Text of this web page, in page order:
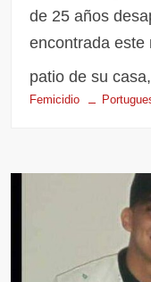
de 25 años
encontrada este
patio de su
Femicidio